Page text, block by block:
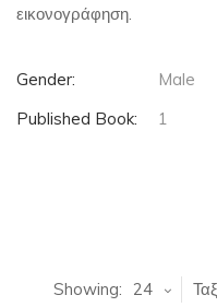
εικονογράφηση.
Gender:
Male
Published Book:
1
Showing: 24